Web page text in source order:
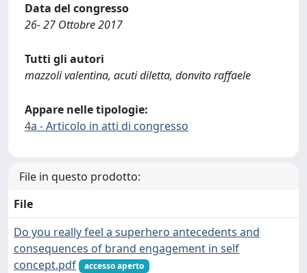
Data del congresso
26- 27 Ottobre 2017
Tutti gli autori
mazzoli valentina, acuti diletta, donvito raffaele
Appare nelle tipologie:
4a - Articolo in atti di congresso
File in questo prodotto:
File
Do you really feel a superhero antecedents and
consequences of brand engagement in self
concept.pdf
accesso aperto